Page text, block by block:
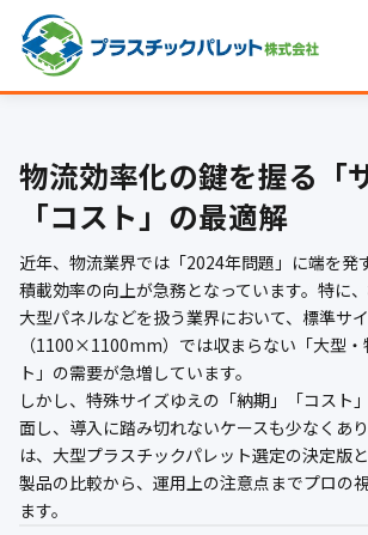
パレットサイズ
プラパレット
コンテナ
中古パレット
再生原料
梱包資材
イラン情勢まとめ
物流効率化の鍵を握る「
「コスト」の最適解
近年、物流業界では「2024年問題」に端を発
積載効率の向上が急務となっています。特に、
大型パネルなどを扱う業界において、標準サ
（1100×1100mm）では収まらない「大型・
ト」の需要が急増しています。
しかし、特殊サイズゆえの「納期」「コスト
面し、導入に踏み切れないケースも少なくあ
は、大型プラスチックパレット選定の決定版
製品の比較から、運用上の注意点までプロの
ます。